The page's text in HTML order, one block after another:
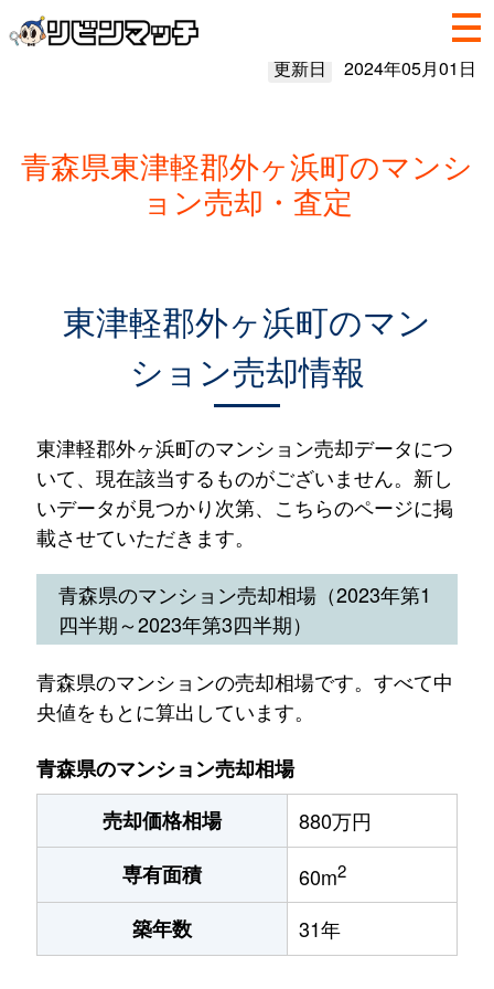
更新日 2024年05月01日
青森県東津軽郡外ヶ浜町のマンシ
ョン売却・査定
東津軽郡外ヶ浜町のマン
ション売却情報
東津軽郡外ヶ浜町のマンション売却データにつ
いて、現在該当するものがございません。新し
いデータが見つかり次第、こちらのページに掲
載させていただきます。
青森県のマンション売却相場（2023年第1
四半期～2023年第3四半期）
青森県のマンションの売却相場です。すべて中
央値をもとに算出しています。
青森県のマンション売却相場
売却価格相場
880万円
専有面積
60m2
築年数 31年